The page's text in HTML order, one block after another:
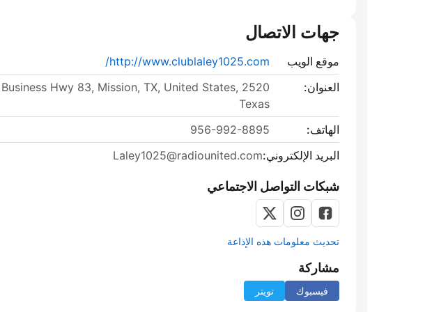
جهات الاتصال
موقع الويب
http://www.clublaley1025.com/
العنوان:
E Business Hwy 83, Mission, TX, United States,
Texas
الهاتف:
956-992-8895
البريد الإلكتروني:Laley1025@radiounited.com
شبكات التواصل الاجتماعي
تحديث معلومات هذه الإذاعة
مشاركة
فيسبوك تويتر